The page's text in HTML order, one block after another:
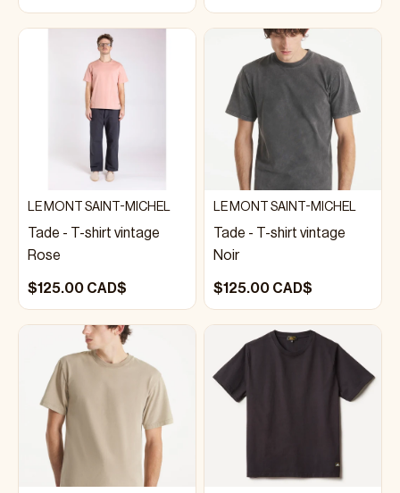
LE MONT SAINT-MICHEL
Tade - T-shirt vintage
Rose
$125.00 CAD$
LE MONT SAINT-MICHEL
Tade - T-shirt vintage
Noir
$125.00 CAD$